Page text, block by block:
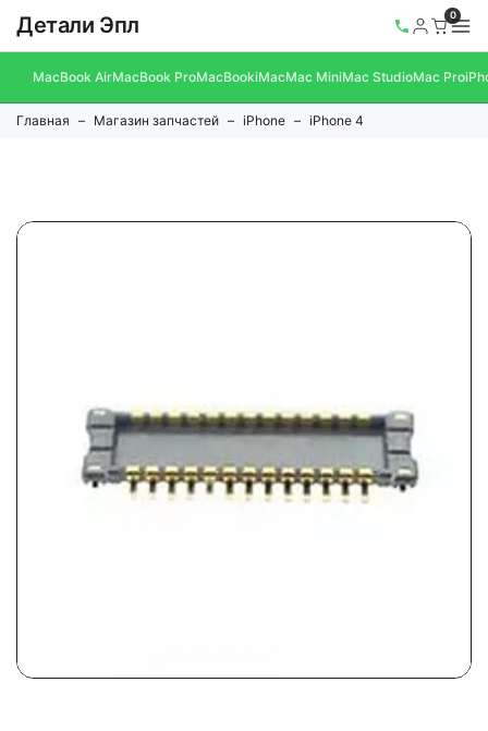
Детали Эпл 0
MacBook AirMacBook ProMacBookiMacMac MiniMac StudioMac Pro
Главная Магазин запчастей iPhone iPhone 4